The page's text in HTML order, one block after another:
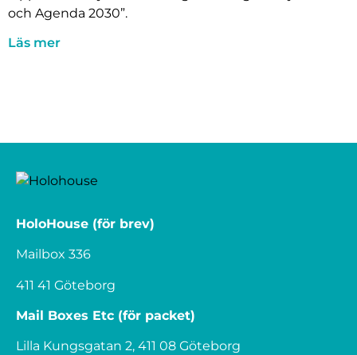
och Agenda 2030”.
Läs mer
HoloHouse (för brev)
Mailbox 336
411 41 Göteborg
Mail Boxes Etc (för packet)
Lilla Kungsgatan 2, 411 08 Göteborg